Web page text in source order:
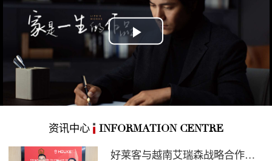
Play
资讯中心 INFORMATION CENTRE
好莱客与越南艾瑞森战略合作签约仪式圆满举...